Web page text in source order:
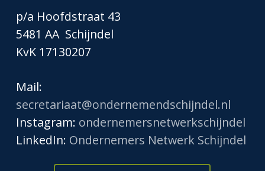
p/a Hoofdstraat 43
5481 AA Schijndel
KvK 17130207
Mail:
secretariaat@ondernemendschijndel.nl
Instagram: ondernemersnetwerkschijndel
LinkedIn: Ondernemers Netwerk Schijndel